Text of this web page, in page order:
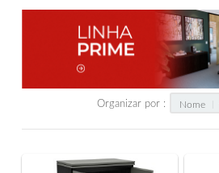
Organizar por : Nome